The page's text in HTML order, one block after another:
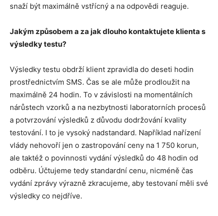
snaží být maximálně vstřícný a na odpovědi reaguje.
Jakým způsobem a za jak dlouho kontaktujete klienta s
výsledky testu?
Výsledky testu obdrží klient zpravidla do deseti hodin
prostřednictvím SMS. Čas se ale může prodloužit na
maximálně 24 hodin. To v závislosti na momentálních
nárůstech vzorků a na nezbytnosti laboratorních procesů
a potvrzování výsledků z důvodu dodržování kvality
testování. I to je vysoký nadstandard. Například nařízení
vlády nehovoří jen o zastropování ceny na 1 750 korun,
ale taktéž o povinnosti vydání výsledků do 48 hodin od
odběru. Účtujeme tedy standardní cenu, nicméně čas
vydání zprávy výrazně zkracujeme, aby testovaní měli své
výsledky co nejdříve.